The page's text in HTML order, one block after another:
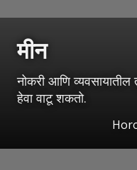
मीन
नोकरी आणि
हेवा वाटू शकतो.